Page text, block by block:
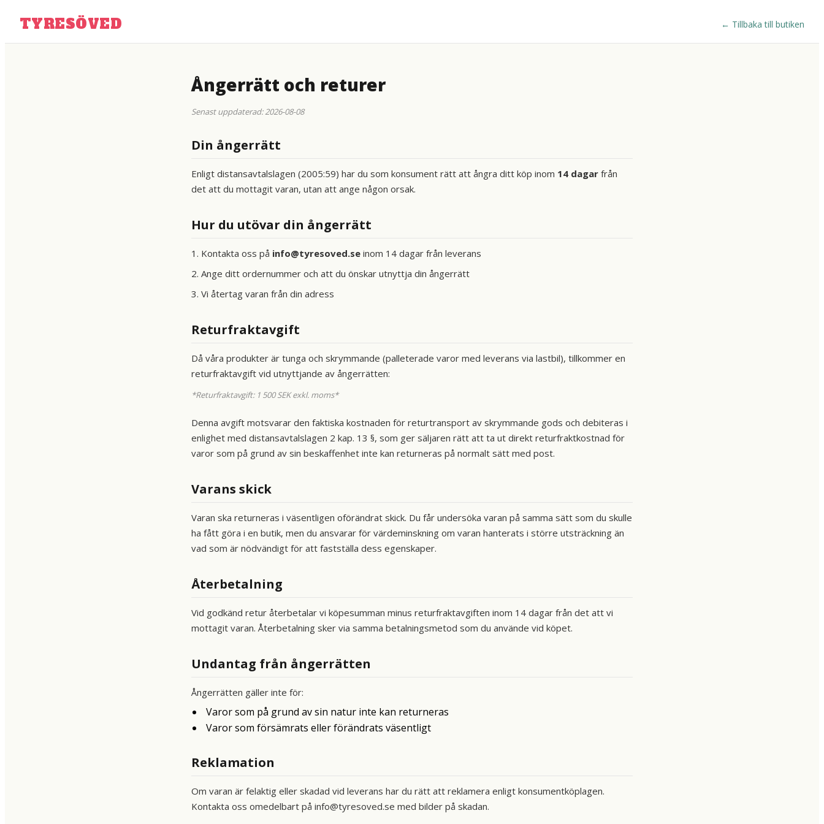
TYRESÖVED ← Tillbaka till butiken
Ångerrätt och returer
Senast uppdaterad: 2026-08-08
Din ångerrätt
Enligt distansavtalslagen (2005:59) har du som konsument rätt att ångra ditt köp inom 14 dagar från
det att du mottagit varan, utan att ange någon orsak.
Hur du utövar din ångerrätt
1. Kontakta oss på info@tyresoved.se inom 14 dagar från leverans
2. Ange ditt ordernummer och att du önskar utnyttja din ångerrätt
3. Vi återtag varan från din adress
Returfraktavgift
Då våra produkter är tunga och skrymmande (palleterade varor med leverans via lastbil), tillkommer en
returfraktavgift vid utnyttjande av ångerrätten:
*Returfraktavgift: 1 500 SEK exkl. moms*
Denna avgift motsvarar den faktiska kostnaden för returtransport av skrymmande gods och debiteras i
enlighet med distansavtalslagen 2 kap. 13 §, som ger säljaren rätt att ta ut direkt returfraktkostnad för
varor som på grund av sin beskaffenhet inte kan returneras på normalt sätt med post.
Varans skick
Varan ska returneras i väsentligen oförändrat skick. Du får undersöka varan på samma sätt som du skulle
ha fått göra i en butik, men du ansvarar för värdeminskning om varan hanterats i större utsträckning än
vad som är nödvändigt för att fastställa dess egenskaper.
Återbetalning
Vid godkänd retur återbetalar vi köpesumman minus returfraktavgiften inom 14 dagar från det att vi
mottagit varan. Återbetalning sker via samma betalningsmetod som du använde vid köpet.
Undantag från ångerrätten
Ångerrätten gäller inte för:
Varor som på grund av sin natur inte kan returneras
Varor som försämrats eller förändrats väsentligt
Reklamation
Om varan är felaktig eller skadad vid leverans har du rätt att reklamera enligt konsumentköplagen.
Kontakta oss omedelbart på info@tyresoved.se med bilder på skadan.